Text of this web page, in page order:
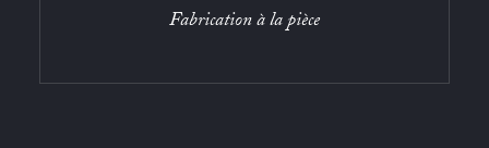
Fabrication à la pièce